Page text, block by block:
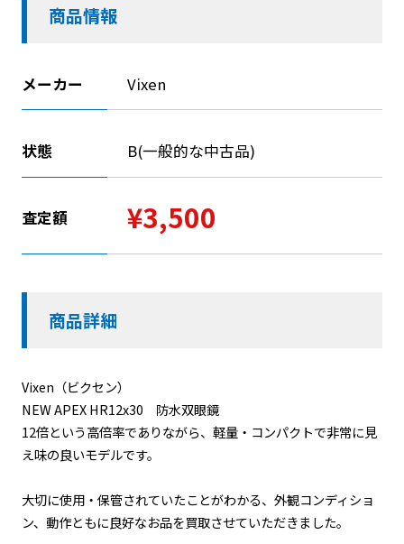
商品情報
メーカー Vixen
状態 B(一般的な中古品)
査定額 ¥3,500
商品詳細
Vixen（ビクセン）
NEW APEX HR12x30 防水双眼鏡
12倍という高倍率でありながら、軽量・コンパクトで非常に見
え味の良いモデルです。
大切に使用・保管されていたことがわかる、外観コンディショ
ン、動作ともに良好なお品を買取させていただきました。